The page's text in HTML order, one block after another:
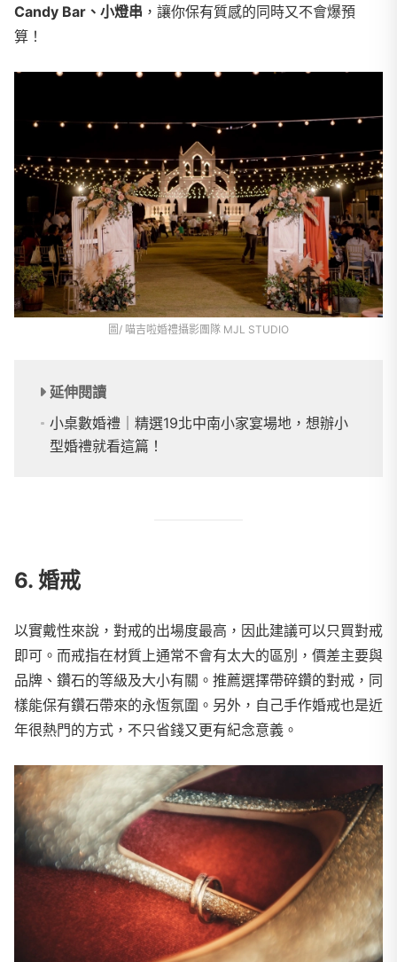
Candy Bar、小燈串 ，讓你保有質感的同時又不會爆預
算！
圖/ 喵吉啦婚禮攝影團隊 MJL STUDIO
延伸閱讀
小桌數婚禮｜精選19北中南小家宴場地，想辦小
型婚禮就看這篇！
6. 婚戒
以實戴性來說，對戒的出場度最高，因此建議可以只買對戒
即可。而戒指在材質上通常不會有太大的區別，價差主要與
品牌、鑽石的等級及大小有關。推薦選擇帶碎鑽的對戒，同
樣能保有鑽石帶來的永恆氛圍。另外，自己手作婚戒也是近
年很熱門的方式，不只省錢又更有紀念意義。